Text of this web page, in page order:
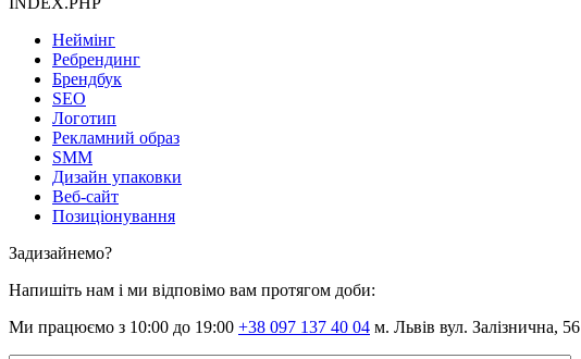
Неймінг
Ребрендинг
Брендбук
SEO
Логотип
Рекламний образ
SMM
Дизайн упаковки
Веб-сайт
Позиціонування
Задизайнемо?
Напишіть нам і ми відповімо вам протягом доби:
Ми працюємо з 10:00 до 19:00 +38 097 137 40 04 м. Львів вул. Залізнична, 56